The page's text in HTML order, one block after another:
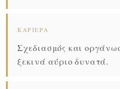
ΚΑΡΙΈΡΑ
Σχεδιασμός και
ξεκινά αύριο δυνατά.